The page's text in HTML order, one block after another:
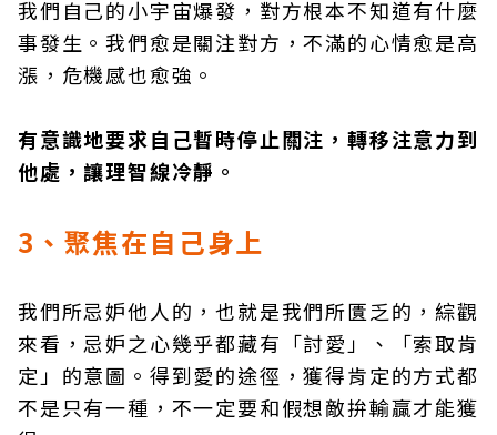
我們自己的小宇宙爆發，對方根本不知道有什麼
事發生。我們愈是關注對方，不滿的心情愈是高
漲，危機感也愈強。
有意識地要求自己暫時停止關注，轉移注意力到
他處，讓理智線冷靜。
3、聚焦在自己身上
我們所忌妒他人的，也就是我們所匱乏的，綜觀
來看，忌妒之心幾乎都藏有「討愛」、「索取肯
定」的意圖。得到愛的途徑，獲得肯定的方式都
不是只有一種，不一定要和假想敵拚輸贏才能獲